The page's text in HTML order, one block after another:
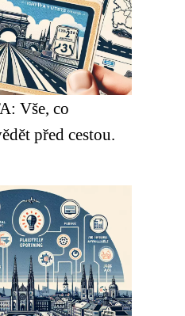
Vše, co
před cestou.